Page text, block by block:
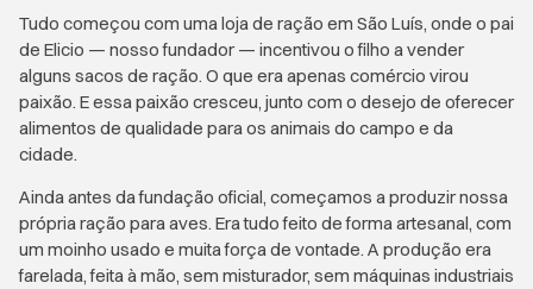
Tudo começou com uma loja de ração em São Luís, onde o pai
de Elicio — nosso fundador — incentivou o filho a vender
alguns sacos de ração. O que era apenas comércio virou
paixão. E essa paixão cresceu, junto com o desejo de oferecer
alimentos de qualidade para os animais do campo e da
cidade.
Ainda antes da fundação oficial, começamos a produzir nossa
própria ração para aves. Era tudo feito de forma artesanal, com
um moinho usado e muita força de vontade. A produção era
farelada, feita à mão, sem misturador, sem máquinas industriais